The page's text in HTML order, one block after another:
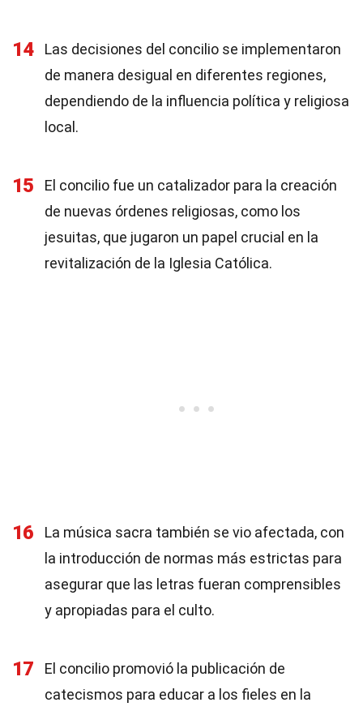
14
Las decisiones del concilio se implementaron
de manera desigual en diferentes regiones,
dependiendo de la influencia política y religiosa
local.
15
El concilio fue un catalizador para la creación
de nuevas órdenes religiosas, como los
jesuitas, que jugaron un papel crucial en la
revitalización de la Iglesia Católica.
16
La música sacra también se vio afectada, con
la introducción de normas más estrictas para
asegurar que las letras fueran comprensibles
y apropiadas para el culto.
17
El concilio promovió la publicación de
catecismos para educar a los fieles en la